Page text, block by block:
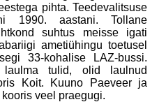
pihta. Teedevalitsuse
1990. aastani. Tollane
suhtus meisse igati
ametiühingu toetusel
33-kohalise LAZ-bussi.
tulid, olid laulnud
Koit. Kuuno Paeveer ja
veel praegugi.